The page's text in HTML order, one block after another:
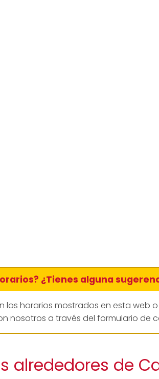
¿Tienes alguna
los horarios mostrados en esta web
nosotros a través del formulario de
alrededores de